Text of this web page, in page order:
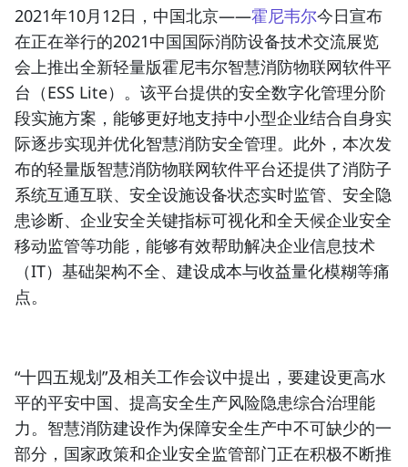
2021年10月12日，中国北京——霍尼韦尔今日宣布
在正在举行的2021中国国际消防设备技术交流展览
会上推出全新轻量版霍尼韦尔智慧消防物联网软件平
台 （ESS Lite）。该平台提供的安全数字化管理分阶
段实施方案，能够更好地支持中小型企业结合自身实
际逐步实现并优化智慧消防安全管理。此外，本次发
布的轻量版智慧消防物联网软件平台还提供了消防子
系统互通互联、安全设施设备状态实时监管、安全隐
患诊断、企业安全关键指标可视化和全天候企业安全
移动监管等功能，能够有效帮助解决企业信息技术
（IT）基础架构不全、建设成本与收益量化模糊等痛
点。
“十四五规划”及相关工作会议中提出，要建设更高水
平的平安中国、提高安全生产风险隐患综合治理能
力。 智慧消防建设作为保障安全生产中不可缺少的一
部分，国家政策和企业安全监管部门正在积极不断推